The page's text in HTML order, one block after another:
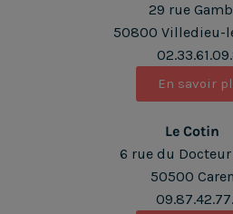
29 rue
50800 Villedieu-
En savoir
Le Cotin
6 rue du
50500